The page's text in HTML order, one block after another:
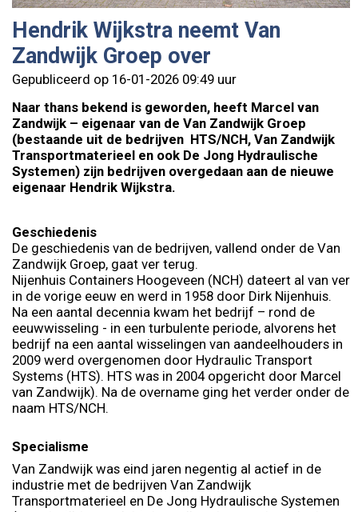
Hendrik Wijkstra neemt Van
Zandwijk Groep over
Gepubliceerd op 16-01-2026 09:49 uur
Naar thans bekend is geworden, heeft Marcel van
Zandwijk – eigenaar van de Van Zandwijk Groep
(bestaande uit de bedrijven HTS/NCH, Van Zandwijk
Transportmaterieel en ook De Jong Hydraulische
Systemen) zijn bedrijven overgedaan aan de nieuwe
eigenaar Hendrik Wijkstra.
Geschiedenis
De geschiedenis van de bedrijven, vallend onder de Van
Zandwijk Groep, gaat ver terug.
Nijenhuis Containers Hoogeveen (NCH) dateert al van ver
in de vorige eeuw en werd in 1958 door Dirk Nijenhuis.
Na een aantal decennia kwam het bedrijf – rond de
eeuwwisseling - in een turbulente periode, alvorens het
bedrijf na een aantal wisselingen van aandeelhouders in
2009 werd overgenomen door Hydraulic Transport
Systems (HTS). HTS was in 2004 opgericht door Marcel
van Zandwijk). Na de overname ging het verder onder de
naam HTS/NCH.
Specialisme
Van Zandwijk was eind jaren negentig al actief in de
industrie met de bedrijven Van Zandwijk
Transportmaterieel en De Jong Hydraulische Systemen